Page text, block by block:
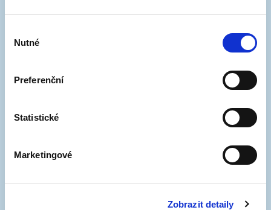
souhlasu
Nutné
Preferenční
Statistické
Marketingové
Zobrazit detaily